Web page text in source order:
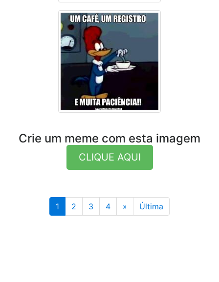
Crie um meme com esta imagem
CLIQUE AQUI
1 2 3 4 » ÚltimaÚltima